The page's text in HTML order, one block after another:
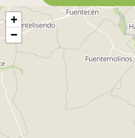
+
−